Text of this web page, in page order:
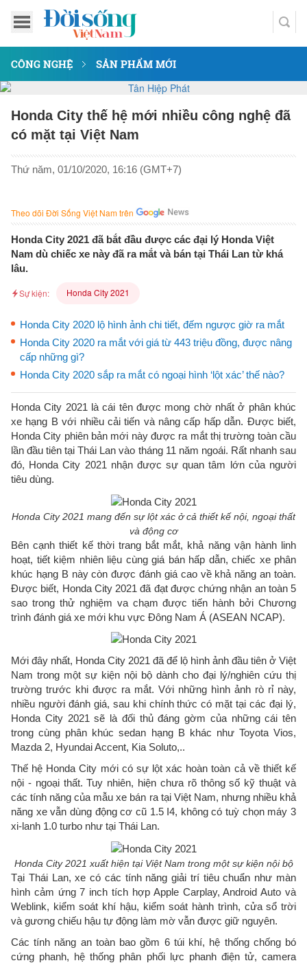
CÔNG NGHỆ SẢN PHẨM MỚI
Honda City thế hệ mới nhiều công nghệ đã
có mặt tại Việt Nam
Thứ năm, 01/10/2020, 16:16 (GMT+7)
Theo dõi Đời Sống Việt Nam trên
Honda City 2021 đã bắt đầu được các đại lý Honda Việt
Nam dù chiếc xe này đã ra mắt và bán tại Thái Lan từ khá
lâu.
Sự kiện: Honda City 2021
Honda City 2020 lộ hình ảnh chi tiết, đếm ngược giờ ra mắt
Honda City 2020 ra mắt với giá từ 443 triệu đồng, được nâng
cấp những gì?
Honda City 2020 sắp ra mắt có ngoại hình ‘lột xác’ thế nào?
Honda City 2021 là cái tên được mong chờ nhất ở phân khúc
xe hạng B với nhiều cải tiến và nâng cấp hấp dẫn. Được biết,
Honda City phiên bản mới này được ra mắt thị trường toàn cầu
lần đầu tiên tại Thái Lan vào tháng 11 năm ngoái. Rất nhanh sau
đó, Honda City 2021 nhận được sự quan tâm lớn của người
tiêu dùng.
Honda City 2021 mang đến sự lột xác ở cả thiết kế nội, ngoại thất
và động cơ
Bên cạnh thiết kế thời trang bắt mắt, khả năng vận hành linh
hoạt, tiết kiệm nhiên liệu cùng giá bán hấp dẫn, chiếc xe phân
khúc hạng B này còn được đánh giá cao về khả năng an toàn.
Được biết, Honda City 2021 đã đạt được chứng nhận an toàn 5
sao trong thử nghiệm va chạm được tiến hành bởi Chương
trình đánh giá xe mới khu vực Đông Nam Á (ASEAN NCAP).
Mới đây nhất, Honda City 2021 đã để lộ hình ảnh đầu tiên ở Việt
Nam trong một sự kiện nội bộ dành cho đại lý/nghiên cứu thị
trường trước khi được ra mắt. Với những hình ảnh rò rỉ này,
nhiều người đánh giá, sau khi chính thức có mặt tại các đại lý,
Honda City 2021 sẽ là đối thủ đáng gờm của những cái tên
trong cùng phân khúc sedan hạng B khác như Toyota Vios,
Mazda 2, Hyundai Accent, Kia Soluto,..
Thế hệ Honda City mới có sự lột xác hoàn toàn cả về thiết kế
nội - ngoại thất. Tuy nhiên, hiện chưa rõ thông số kỹ thuật và
các tính năng của mẫu xe bán ra tại Việt Nam, nhưng nhiều khả
năng xe vẫn dùng động cơ cũ 1.5 I4, không có tuỳ chọn máy 3
xi-lanh 1.0 turbo như tại Thái Lan.
Honda City 2021 xuất hiện tại Việt Nam trong một sự kiện nội bộ
Tại Thái Lan, xe có các tính năng giải trí tiêu chuẩn như màn
hình cảm ứng 7 inch tích hợp Apple Carplay, Android Auto và
Weblink, kiểm soát khí hậu, kiểm soát hành trình, cửa sổ trời
và gương chiếu hậu tự động làm mờ vẫn được giữ nguyên.
Các tính năng an toàn bao gồm 6 túi khí, hệ thống chống bó
cứng phanh, hệ thống phân phối lực phanh điện tử, camera